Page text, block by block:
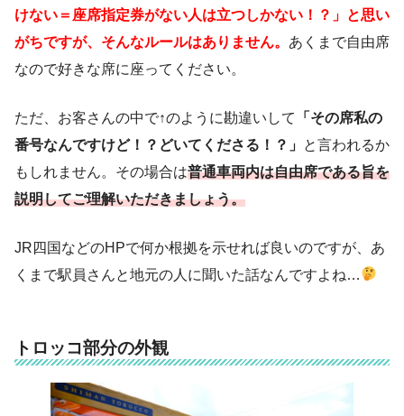
けない＝座席指定券がない人は立つしかない！？」と思い
がちですが、そんなルールはありません。 あくまで自由席
なので好きな席に座ってください。
ただ、お客さんの中で↑のように勘違いして
「その席私の
番号なんですけど！？どいてくださる！？」 と言われるか
もしれません。その場合は普通車両内は自由席である旨を
説明してご理解いただきましょう。
JR四国などのHPで何か根拠を示せれば良いのですが、あ
くまで駅員さんと地元の人に聞いた話なんですよね…
トロッコ部分の外観